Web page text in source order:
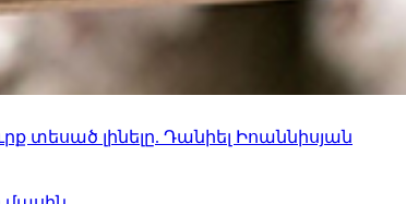
տեսած լինելը. Դանիել Իոաննիսյան